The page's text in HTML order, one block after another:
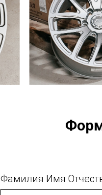
Фамилия Имя